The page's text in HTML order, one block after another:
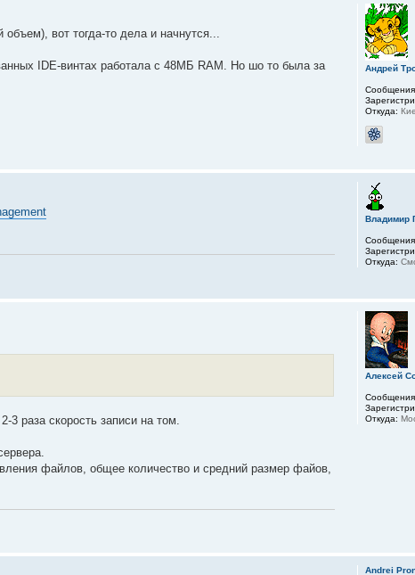
вот тогда-то дела и начнутся...
IDE-винтах работала с 48МБ RAM. Но шо то была за
Андрей
Откуда:
Владимир
Откуда:
3 раза скорость записи на том.
файлов, общее количество и средний размер файов,
Алексей
Откуда:
Andrei